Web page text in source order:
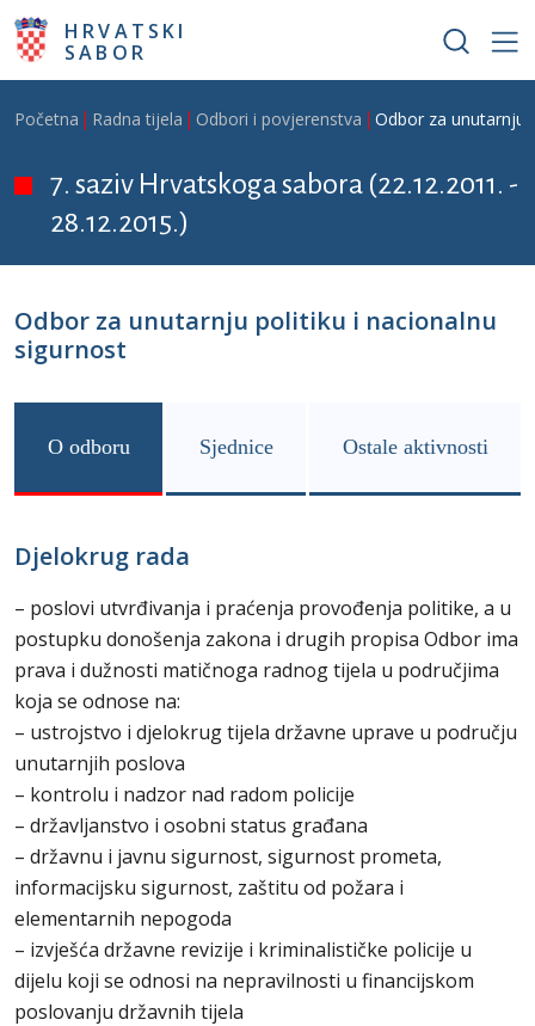
Skoči na glavni sadržaj
HRVATSKI
SABOR
Breadcrumb
Početna Radna tijela Odbori i povjerenstva Odbor za unutarnju
7. saziv Hrvatskoga sabora (22.12.2011. -
28.12.2015.)
Odbor za unutarnju politiku i nacionalnu
sigurnost
O odboru Sjednice Ostale aktivnosti
Djelokrug rada
– poslovi utvrđivanja i praćenja provođenja politike, a u
postupku donošenja zakona i drugih propisa Odbor ima
prava i dužnosti matičnoga radnog tijela u područjima
koja se odnose na:
– ustrojstvo i djelokrug tijela državne uprave u području
unutarnjih poslova
– kontrolu i nadzor nad radom policije
– državljanstvo i osobni status građana
– državnu i javnu sigurnost, sigurnost prometa,
informacijsku sigurnost, zaštitu od požara i
elementarnih nepogoda
– izvješća državne revizije i kriminalističke policije u
dijelu koji se odnosi na nepravilnosti u financijskom
poslovanju državnih tijela